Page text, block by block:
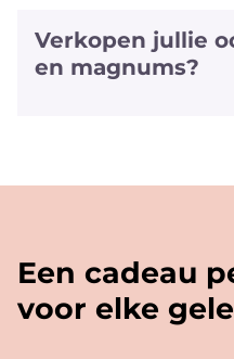
Verkopen jullie
en magnums?
Een cadeau
voor elke